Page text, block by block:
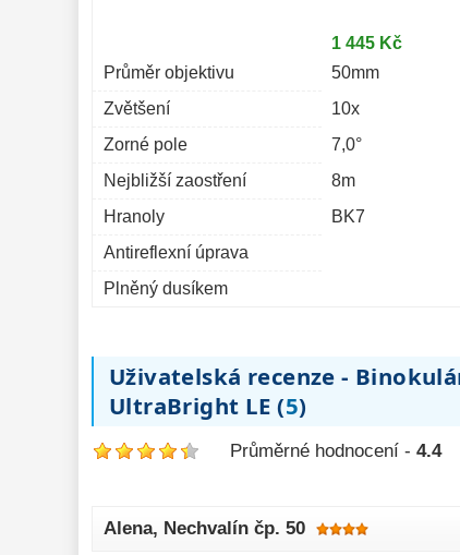
8 795,-
Průměr objektivu
Zvětšení
Zorné pole
Nejbližší zaostření
Hranoly
Antireflexní úprava
Plněný dusíkem
1 445 Kč
50mm
10x
7,0°
8m
BK7
Uživatelská recenze -
UltraBright LE (5)
Průměrné hodnocení - 4.4
Alena, Nechvalín čp. 50